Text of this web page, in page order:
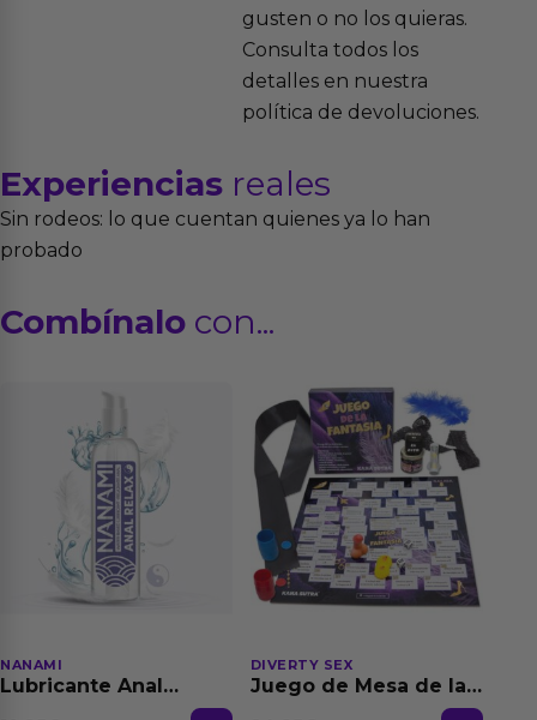
gusten o no los quieras.
Consulta todos los
detalles en nuestra
política de devoluciones.
Experiencias reales
Sin rodeos: lo que cuentan quienes ya lo han
probado
Combínalo con...
NANAMI
Lubricante Anal
DIVERTY SEX
Juego de Mesa de las